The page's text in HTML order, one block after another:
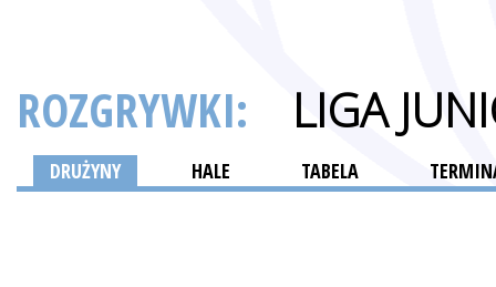
ROZGRYWKI: LIGA
DRUŻYNY HALE TABELA